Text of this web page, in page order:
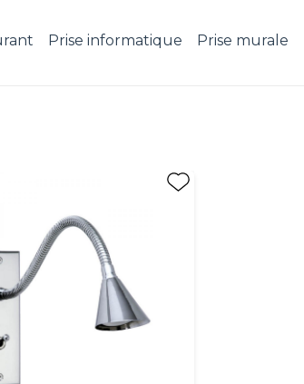
Prise informatique Prise murale